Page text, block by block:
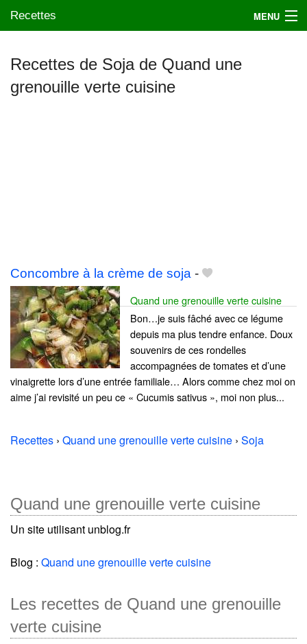
Recettes MENU
Mes blogs préférés
Recettes de Soja de Quand une
grenouille verte cuisine
Concombre à la crème de soja -
Quand une grenouille verte cuisine
Bon…je suis fâché avec ce légume
depuis ma plus tendre enfance. Doux
souvenirs de ces rondelles
accompagnées de tomates et d’une
vinaigrette lors d’une entrée familiale… Alors comme chez moi on
aime j’ai revisité un peu ce « Cucumis sativus », moi non plus...
Recettes › Quand une grenouille verte cuisine › Soja
Quand une grenouille verte cuisine
Un site utilisant unblog.fr
Blog : Quand une grenouille verte cuisine
Les recettes de Quand une grenouille
verte cuisine